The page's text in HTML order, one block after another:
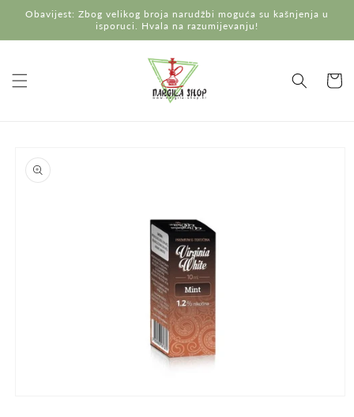
na
Obavijest: Zbog velikog broja narudžbi moguća su kašnjenja u
isporuci. Hvala na razumijevanju!
proizvodu